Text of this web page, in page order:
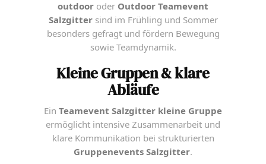
outdoor oder Outdoor Teamevent
Salzgittersind im Frühling und Sommer
besonders gefragt und fördern Bewegung
sowie Teamdynamik.
Kleine Gruppen & klare
Abläufe
Ein Teamevent Salzgitter kleine Gruppe
ermöglicht intensive Zusammenarbeit und
klare Kommunikation bei strukturierten
Gruppenevents Salzgitter.